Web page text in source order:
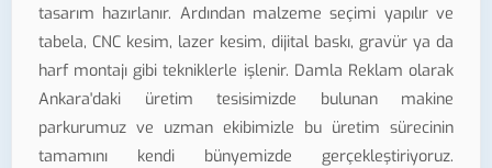
tasarım hazırlanır. Ardından malzeme seçimi yapılır ve
tabela, CNC kesim, lazer kesim, dijital baskı, gravür ya da
harf montajı gibi tekniklerle işlenir. Damla Reklam olarak
Ankara'daki üretim tesisimizde bulunan makine
parkurumuz ve uzman ekibimizle bu üretim sürecinin
tamamını kendi bünyemizde gerçekleştiriyoruz.